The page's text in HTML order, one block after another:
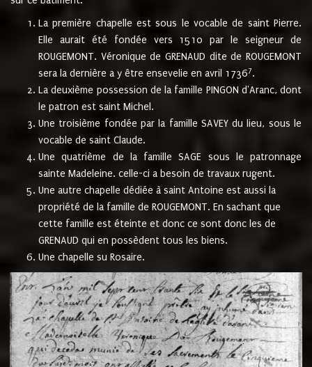
La première chapelle est sous le vocable de saint Pierre.
Elle aurait été fondée vers 1510 par le seigneur de
ROUGEMONT. Véronique de GRENAUD dite de ROUGEMONT
sera la dernière a y être ensevelie en avril 17367.
La deuxième possession de la famille PINGON d'Aranc, dont
le patron est saint Michel.
Une troisième fondée par la famille SAVEY du lieu, sous le
vocable de saint Claude.
Une quatrième de la famille SAGE sous le patronnage
sainte Madeleine. celle-ci a besoin de travaux rugent.
Une autre chapelle dédiée à saint Antoine est aussi la
propriété de la famille de ROUGEMONT. En sachant que
cette famille est éteinte et donc ce sont donc les de
GRENAUD qui en possèdent tous les biens.
Une chapelle su Rosaire.